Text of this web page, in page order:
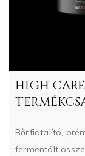
HIGH
Bőrfiatalító,
fermentált